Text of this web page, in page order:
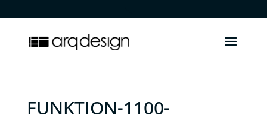
FUNKTION-1100-